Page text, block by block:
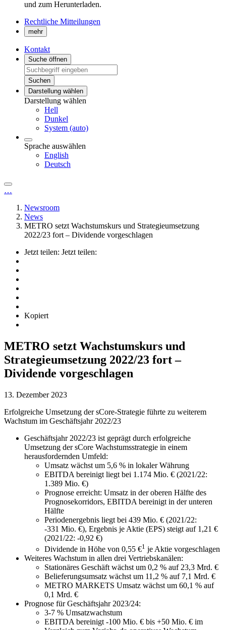
und zum Herunterladen.
Rechtliche Mitteilungen
mehr
Kontakt
Suche öffnen
Suchen
Darstellung wählen
Darstellung wählen
Hell
Dunkel
System (auto)
Sprache auswählen
English
Deutsch
…
Newsroom
News
METRO setzt Wachstumskurs und Strategieumsetzung
2022/23 fort – Dividende vorgeschlagen
Jetzt teilen: Jetzt teilen:
Kopiert
METRO setzt Wachstumskurs und
Strategieumsetzung 2022/23 fort –
Dividende vorgeschlagen
13. Dezember 2023
Erfolgreiche Umsetzung der sCore-Strategie führte zu weiterem
Wachstum im Geschäftsjahr 2022/23
Geschäftsjahr 2022/23 ist geprägt durch erfolgreiche
Umsetzung der sCore Wachstumsstrategie in einem
herausfordernden Umfeld:
Umsatz wächst um 5,6 % in lokaler Währung
EBITDA bereinigt liegt bei 1.174 Mio. € (2021/22:
1.389 Mio. €)
Prognose erreicht: Umsatz in der oberen Hälfte des
Prognosekorridors, EBITDA bereinigt in der unteren
Hälfte
Periodenergebnis liegt bei 439 Mio. € (2021/22:
-331 Mio. €), Ergebnis je Aktie (EPS) steigt auf 1,21 €
(2021/22: -0,92 €)
Dividende in Höhe von 0,55 €1 je Aktie vorgeschlagen
Weiteres Wachstum in allen drei Vertriebskanälen:
Stationäres Geschäft wächst um 0,2 % auf 23,3 Mrd. €
Belieferungsumsatz wächst um 11,2 % auf 7,1 Mrd. €
METRO MARKETS Umsatz wächst um 60,1 % auf
0,1 Mrd. €
Prognose für Geschäftsjahr 2023/24:
3-7 % Umsatzwachstum
EBITDA bereinigt -100 Mio. € bis +50 Mio. € im